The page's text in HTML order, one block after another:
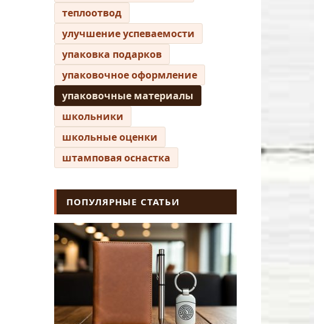
теплоотвод
улучшение успеваемости
упаковка подарков
упаковочное оформление
упаковочные материалы
школьники
школьные оценки
штамповая оснастка
ПОПУЛЯРНЫЕ СТАТЬИ